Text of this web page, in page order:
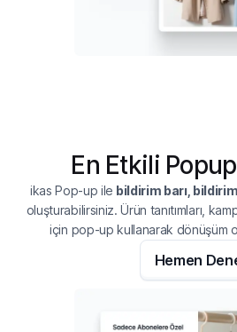
En Etkili
ikas Pop-up ile bildirim barı,
oluşturabilirsiniz. Ürün tanıtımları,
için pop-up kullanarak dönüşüm
Hemen